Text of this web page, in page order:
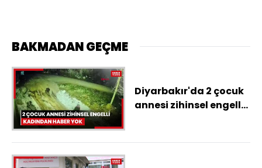
BAKMADAN GEÇME
Diyarbakır'da 2 çocuk
annesi zihinsel engelli